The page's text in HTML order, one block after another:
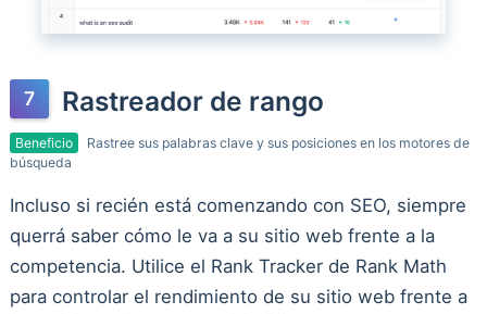
Rastreador de rango
Beneficio
Rastree sus palabras clave y sus posiciones en los motores de
búsqueda
Incluso si recién está comenzando con SEO, siempre
querrá saber cómo le va a su sitio web frente a la
competencia. Utilice el Rank Tracker de Rank Math
para controlar el rendimiento de su sitio web frente a